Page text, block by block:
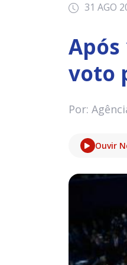
31 AGO
Após
voto
Por:
Ouvir